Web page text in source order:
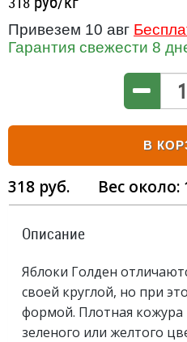
Привезем 10 авг
Гарантия свежести 8
В
318 руб. Вес около:
Описание
Яблоки Голден
своей круглой, но при
формой. Плотная
зеленого или желтого